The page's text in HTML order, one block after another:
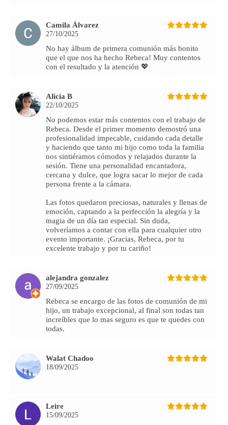
Camila Álvarez
27/10/2025
No hay álbum de primera comunión más bonito
que el que nos ha hecho Rebeca! Muy contentos
con el resultado y la atención 💖
Alicia B
22/10/2025
No podemos estar más contentos con el trabajo de
Rebeca. Desde el primer momento demostró una
profesionalidad impecable, cuidando cada detalle
y haciendo que tanto mi hijo como toda la familia
nos sintiéramos cómodos y relajados durante la
sesión. Tiene una personalidad encantadora,
cercana y dulce, que logra sacar lo mejor de cada
persona frente a la cámara.
Las fotos quedaron preciosas, naturales y llenas de
emoción, captando a la perfección la alegría y la
magia de un día tan especial. Sin duda,
volveríamos a contar con ella para cualquier otro
evento importante. ¡Gracias, Rebeca, por tu
excelente trabajo y por tu cariño!
alejandra gonzalez
27/09/2025
Rebeca se encargo de las fotos de comunión de mi
hijo, un trabajo excepcional, al final son todas tan
increíbles que lo mas seguro es que te quedes con
todas.
Walat Chadoo
18/09/2025
Leire
15/09/2025